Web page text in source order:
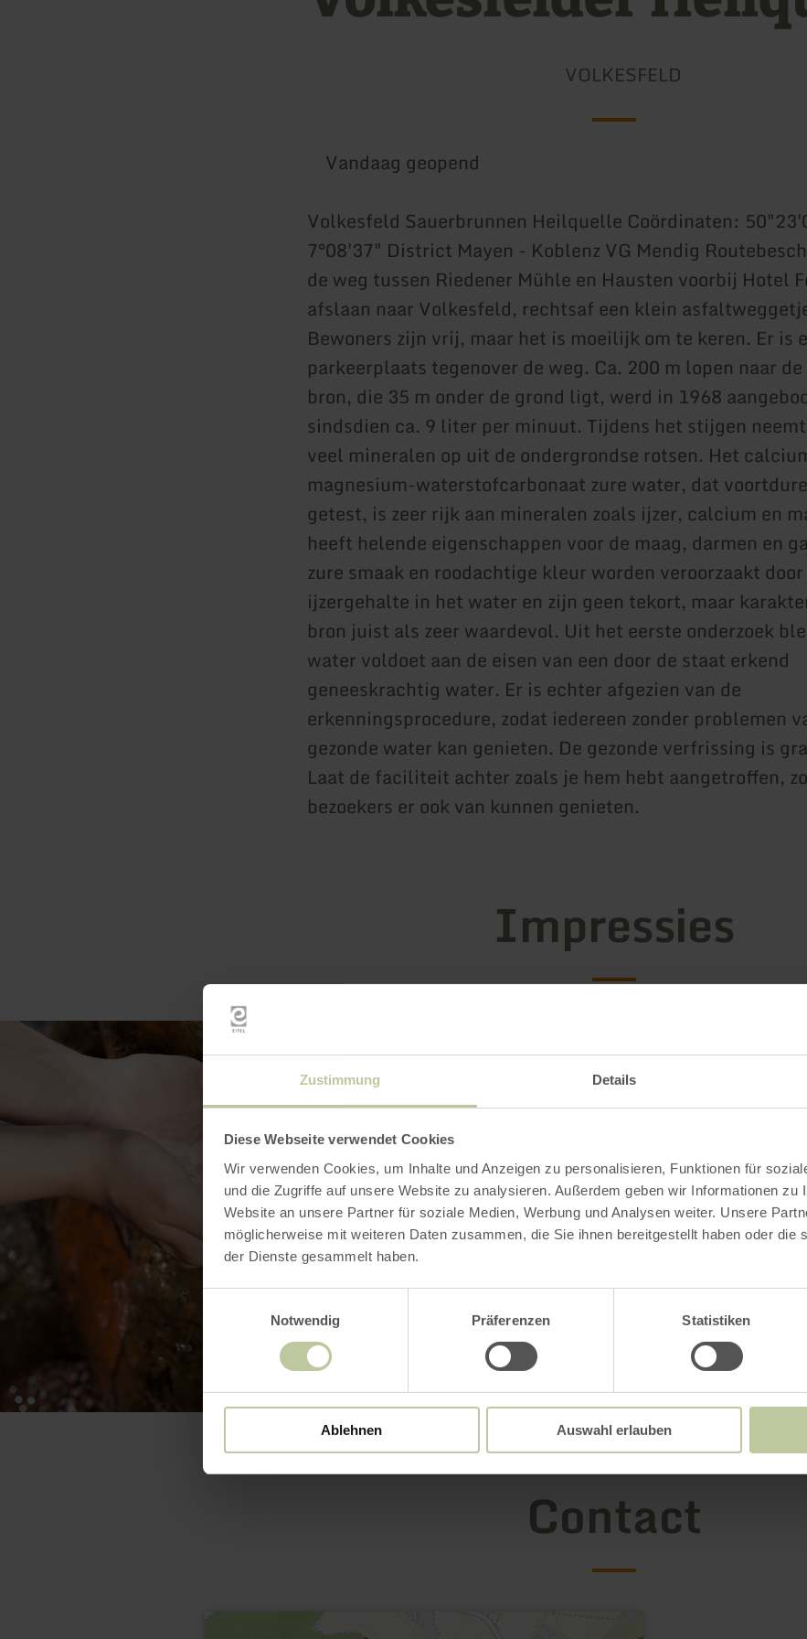
Zustimmung Details
Diese Webseite verwendet Cookies
Wir verwenden Cookies, um Inhalte und Anzeigen zu personalisieren, Funktionen für
und die Zugriffe auf unsere Website zu analysieren. Außerdem geben wir Informationen zu
Website an unsere Partner für soziale Medien, Werbung und Analysen weiter. Unsere
möglicherweise mit weiteren Daten zusammen, die Sie ihnen bereitgestellt haben oder die
der Dienste gesammelt haben.
Notwendig
Präferenzen Statistiken
Ablehnen Auswahl erlauben
VOLKESFELD
Vandaag geopend
Volkesfeld Sauerbrunnen Heilquelle Coördinaten:
7°08'37" District Mayen - Koblenz VG Mendig
de weg tussen Riedener Mühle en Hausten voorbij Hotel
afslaan naar Volkesfeld, rechtsaf een klein
Bewoners zijn vrij, maar het is moeilijk om te keren. Er is
parkeerplaats tegenover de weg. Ca. 200 m lopen naar
bron, die 35 m onder de grond ligt, werd in 1968
sindsdien ca. 9 liter per minuut. Tijdens het stijgen
veel mineralen op uit de ondergrondse rotsen. Het
magnesium-waterstofcarbonaat zure water, dat
getest, is zeer rijk aan mineralen zoals ijzer, calcium en
heeft helende eigenschappen voor de maag, darmen en
zure smaak en roodachtige kleur worden veroorzaakt
ijzergehalte in het water en zijn geen tekort, maar
bron juist als zeer waardevol. Uit het eerste onderzoek
water voldoet aan de eisen van een door de staat erkend
geneeskrachtig water. Er is echter afgezien van de
erkenningsprocedure, zodat iedereen zonder problemen
gezonde water kan genieten. De gezonde verfrissing is
Laat de faciliteit achter zoals je hem hebt aangetroffen,
bezoekers er ook van kunnen genieten.
Impressies
Contact